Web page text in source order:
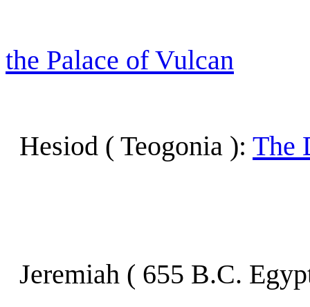
the Palace of Vulcan
Hesiod ( Teogonia ): The
Jeremiah ( 655 B.C.